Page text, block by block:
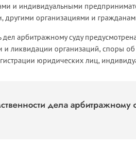
и индивидуальными
организациями и
арбитражному суду
ликвидации организаций, споры об
юридических лиц,
дела арбитражному